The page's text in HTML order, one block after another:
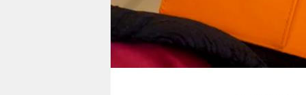
unterstützen
abo
genossenschaft